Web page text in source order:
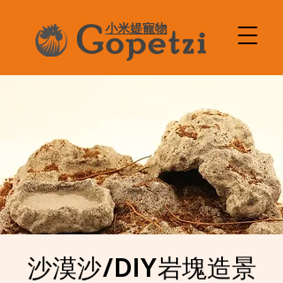
小米媞寵物
沙漠沙/DIY岩塊造景